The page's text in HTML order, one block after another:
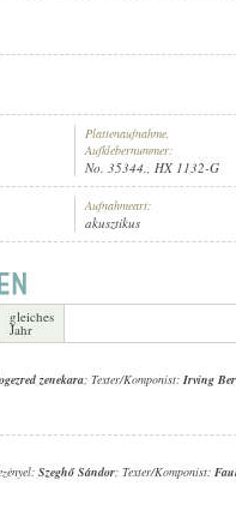
Plattenaufnahme,
Aufklebernummer:
No. 35344., HX 1132-G
Aufnahmeart:
akusztikus
gleiches
Jahr
zenekara; Texter/Komponist: Irving
Szeghő Sándor; Texter/Komponist: